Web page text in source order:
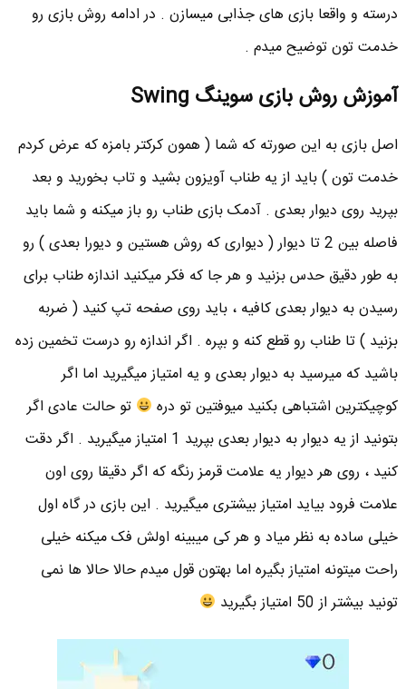
درسته و واقعا بازی های جذابی میسازن . در ادامه روش بازی رو
خدمت تون توضیح میدم .
آموزش روش بازی سوینگ Swing
اصل بازی به این صورته که شما ( همون کرکتر بامزه که عرض کردم
خدمت تون ) باید از یه طناب آویزون بشید و تاب بخورید و بعد
بپرید روی دیوار بعدی . آدمک بازی طناب رو باز میکنه و شما باید
فاصله بین 2 تا دیوار ( دیواری که روش هستین و دیورا بعدی ) رو
به طور دقیق حدس بزنید و هر جا که فکر میکنید اندازه طناب برای
رسیدن به دیوار بعدی کافیه ، باید روی صفحه تپ کنید ( ضربه
بزنید ) تا طناب رو قطع کنه و بپره . اگر اندازه رو درست تخمین زده
باشید که میرسید به دیوار بعدی و یه امتیاز میگیرید اما اگر
کوچیکترین اشتباهی بکنید میوفتین تو دره
تو حالت عادی اگر
بتونید از یه دیوار به دیوار بعدی بپرید 1 امتیاز میگیرید . اگر دقت
کنید ، روی هر دیوار یه علامت قرمز رنگه که اگر دقیقا روی اون
علامت فرود بیاید امتیاز بیشتری میگیرید . این بازی در گاه اول
خیلی ساده به نظر میاد و هر کی میبینه اولش فک میکنه خیلی
راحت میتونه امتیاز بگیره اما بهتون قول میدم حالا حالا ها نمی
تونید بیشتر از 50 امتیاز بگیرید